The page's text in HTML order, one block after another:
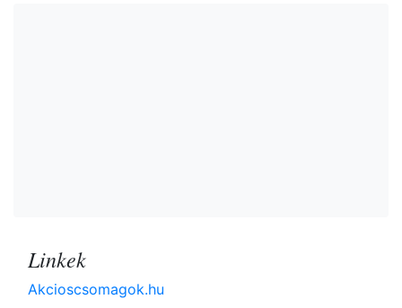
Linkek
Akcioscsomagok.hu